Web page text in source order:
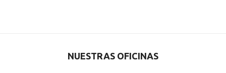
NUESTRAS OFICINAS